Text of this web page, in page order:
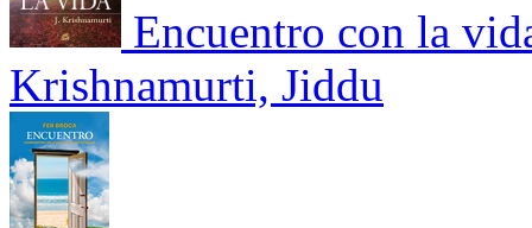
Encuentro con la
Krishnamurti, Jiddu